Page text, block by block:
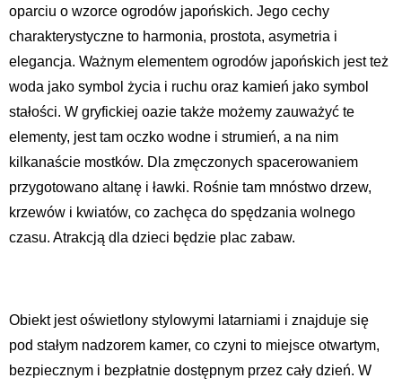
oparciu o wzorce ogrodów japońskich. Jego cechy
charakterystyczne to harmonia, prostota, asymetria i
elegancja. Ważnym elementem ogrodów japońskich jest też
woda jako symbol życia i ruchu oraz kamień jako symbol
stałości. W gryfickiej oazie także możemy zauważyć te
elementy, jest tam oczko wodne i strumień, a na nim
kilkanaście mostków. Dla zmęczonych spacerowaniem
przygotowano altanę i ławki. Rośnie tam mnóstwo drzew,
krzewów i kwiatów, co zachęca do spędzania wolnego
czasu. Atrakcją dla dzieci będzie plac zabaw.
Obiekt jest oświetlony stylowymi latarniami i znajduje się
pod stałym nadzorem kamer, co czyni to miejsce otwartym,
bezpiecznym i bezpłatnie dostępnym przez cały dzień. W